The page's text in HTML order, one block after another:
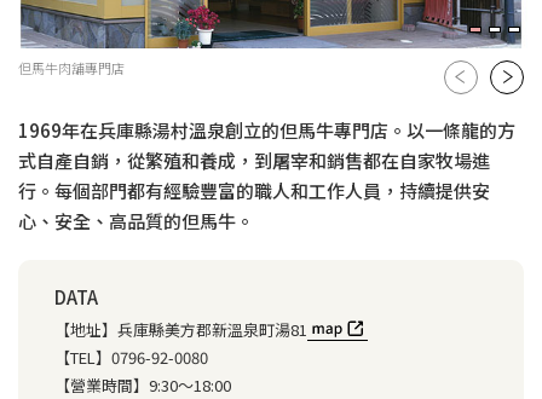
但馬牛肉舖專門店
1969年在兵庫縣湯村溫泉創立的但馬牛專門店。以一條龍的方
式自產自銷，從繁殖和養成，到屠宰和銷售都在自家牧場進
行。每個部門都有經驗豐富的職人和工作人員，持續提供安
心、安全、高品質的但馬牛。
DATA
【地址】 兵庫縣美方郡新溫泉町湯81
【TEL】 0796-92-0080
【營業時間】 9:30～18:00